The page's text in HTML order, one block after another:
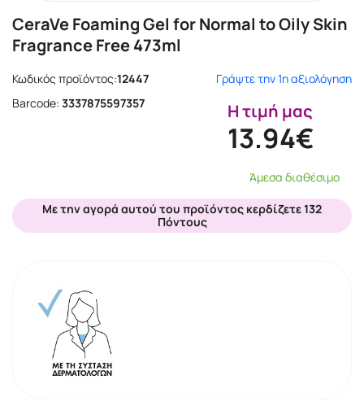
CeraVe Foaming Gel for Normal to Oily Skin
Fragrance Free 473ml
Κωδικός προϊόντος:12447
Γράψτε την 1η αξιολόγηση
Barcode: 3337875597357 Η τιμή μας
13.94€
Άμεσα διαθέσιμο
Με την αγορά αυτού του προϊόντος κερδίζετε 132
Πόντους